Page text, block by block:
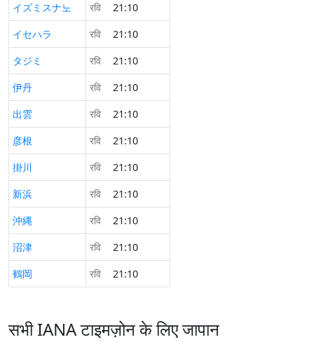
イズミスナ노
रवि
21:10
イセハラ
रवि
21:10
タジミ
रवि
21:10
伊丹
रवि
21:10
出雲
रवि
21:10
彦根
रवि
21:10
掛川
रवि
21:10
新浜
रवि
21:10
沖縄
रवि
21:10
沼津
रवि
21:10
鶴岡
रवि 21:10
सभी IANA टाइमज़ोन के लिए जापान